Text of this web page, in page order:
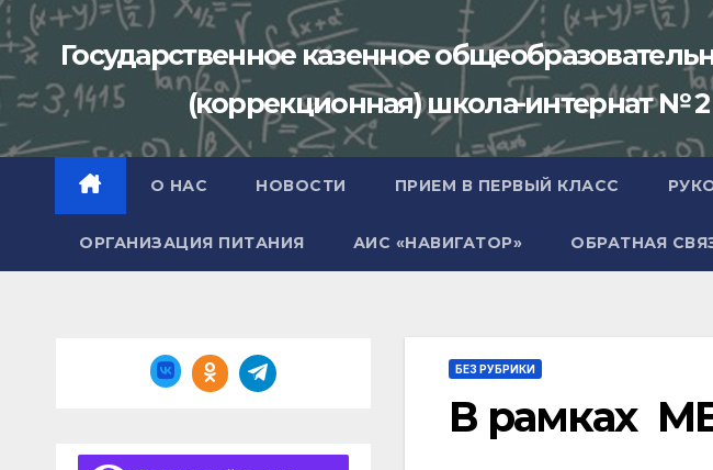
Перейти
к
содержимому
Государственное казенное
(коррекционная) школа-интернат №
О НАС НОВОСТИ ПРИЕМ В ПЕРВЫЙ КЛАСС
ОРГАНИЗАЦИЯ ПИТАНИЯ АИС «НАВИГАТОР» ОБРАТНАЯ
БЕЗ РУБРИКИ
В рамках